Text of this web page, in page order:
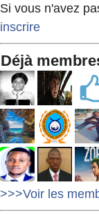
Si vous n'avez
inscrire
Déjà
>>>Voir les